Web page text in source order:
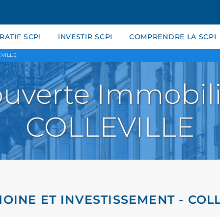
SCPI INVESTIR SCPI COMPRENDRE LA SCPI
COLLEVILLE
ET INVESTISSEMENT -